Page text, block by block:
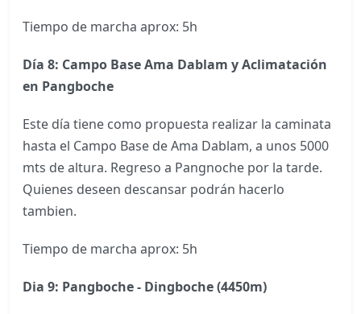
Tiempo de marcha aprox: 5h
Día 8: Campo Base Ama Dablam y Aclimatación
en Pangboche
Este día tiene como propuesta realizar la caminata
hasta el Campo Base de Ama Dablam, a unos 5000
mts de altura. Regreso a Pangnoche por la tarde.
Quienes deseen descansar podrán hacerlo
tambien.
Tiempo de marcha aprox: 5h
Dia 9: Pangboche - Dingboche (4450m)